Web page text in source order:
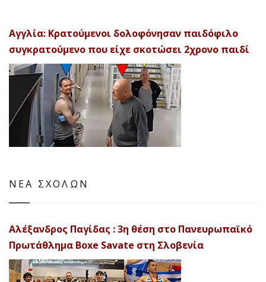
Αγγλία: Κρατούμενοι δολοφόνησαν παιδόφιλο
συγκρατούμενο που είχε σκοτώσει 2χρονο παιδί
ΝΕΑ ΣΧΟΛΩΝ
Αλέξανδρος Παγίδας : 3η θέση στο Πανευρωπαϊκό
Πρωτάθλημα Boxe Savate στη Σλοβενία